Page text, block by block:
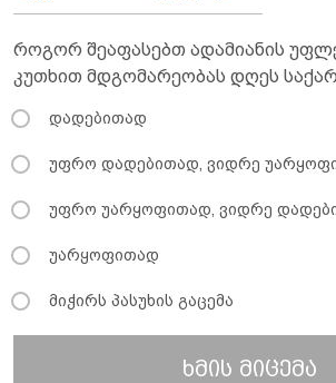
როგორ შეაფასებთ ადამიანის
კუთხით მდგომარეობას დღეს
დადებითად
უფრო დადებითად, ვიდრე
უფრო უარყოფითად, ვიდრე
უარყოფითად
მიჭირს პასუხის გაცემა
ხმის მიცემა